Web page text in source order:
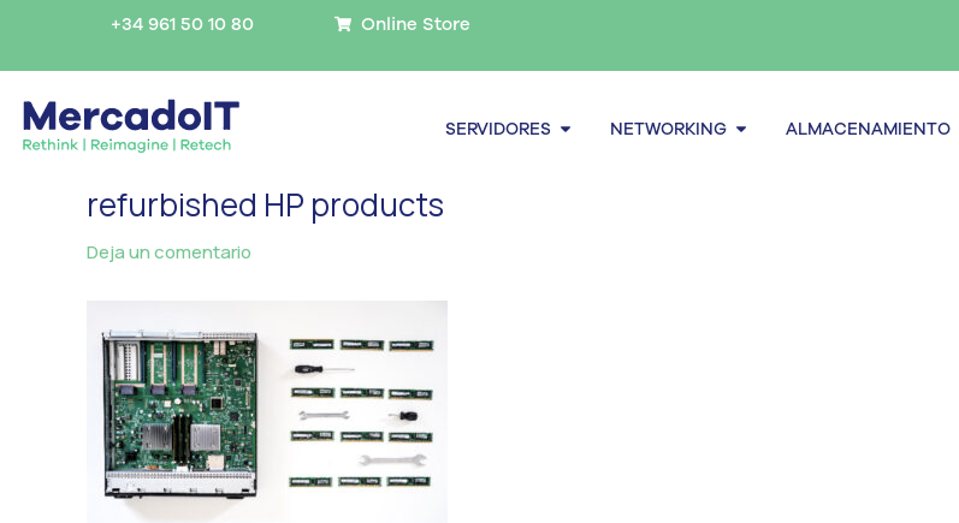
contenido
+34 961 50 10 80 Online Store
SERVIDORES Abrir Servidores
NETWORKING Abrir Networking
ALMACENAMIENTO
refurbished HP products
Deja un comentario